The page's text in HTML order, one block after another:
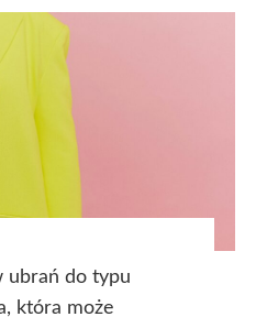
ubrań do typu
która może